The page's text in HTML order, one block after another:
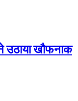
उठाया खौफनाक